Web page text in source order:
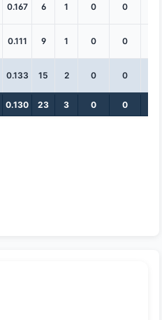
0.167 6 1 0 0
0.111 9 1 0 0
0.133 15 2 0 0
0.130 23 3 0 0